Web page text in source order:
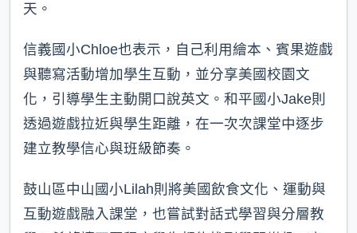
天。
信義國小Chloe也表示，自己利用繪本、賓果遊戲
與聽寫活動增加學生互動，並分享美國校園文
化，引導學生主動開口說英文。和平國小Jake則
透過遊戲拉近與學生距離，在一次次課堂中逐步
建立教學信心與班級節奏。
鼓山區中山國小Lilah則將美國飲食文化、運動與
互動遊戲融入課堂，也嘗試對話式學習與分層教